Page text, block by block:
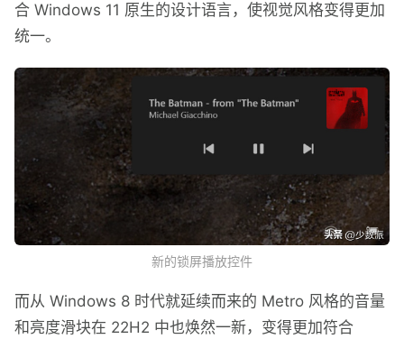
合 Windows 11 原生的设计语言，使视觉风格变得更加
统一。
新的锁屏播放控件
而从 Windows 8 时代就延续而来的 Metro 风格的音量
和亮度滑块在 22H2 中也焕然一新，变得更加符合